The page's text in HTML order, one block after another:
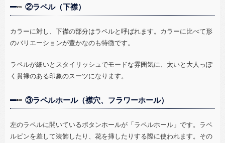
②ラペル（下襟）
カラーに対し、下襟の部分はラペルと呼ばれます。カラーに比べて形
のバリエーションが豊かなのも特徴です。
ラペルが細いとスタイリッシュでモードな雰囲気に、太いと大人っぽ
く貫禄のある印象のスーツになります。
③ラペルホール（襟穴、フラワーホール）
左のラペルに開いているボタンホールが「ラペルホール」です。ラペ
ルピンを差して装飾したり、花を挿したりする際に使われます。その